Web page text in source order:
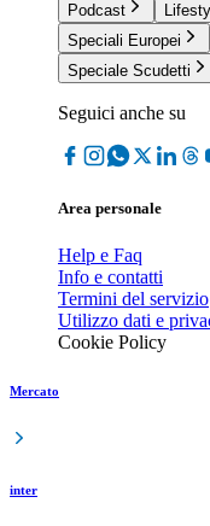
Podcast
Speciali Europei
Speciale Scudetti
Seguici anche su
Area personale
Help e Faq
Info e contatti
Termini del servizio
Utilizzo dati e
Cookie Policy
Mercato
inter